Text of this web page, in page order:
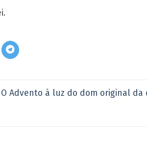
O Advento à luz do dom original da